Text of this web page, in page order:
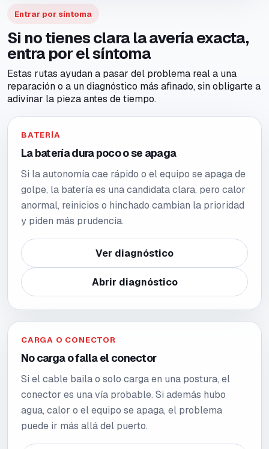
Entrar por síntoma
Si no tienes clara la avería exacta,
entra por el síntoma
Estas rutas ayudan a pasar del problema real a una
reparación o a un diagnóstico más afinado, sin obligarte a
adivinar la pieza antes de tiempo.
BATERÍA
La batería dura poco o se apaga
Si la autonomía cae rápido o el equipo se apaga de
golpe, la batería es una candidata clara, pero calor
anormal, reinicios o hinchado cambian la prioridad
y piden más prudencia.
Ver diagnóstico
Abrir diagnóstico
CARGA O CONECTOR
No carga o falla el conector
Si el cable baila o solo carga en una postura, el
conector es una vía probable. Si además hubo
agua, calor o el equipo se apaga, el problema
puede ir más allá del puerto.